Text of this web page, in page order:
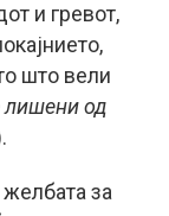
и гревот,
што вели
лишени од
за